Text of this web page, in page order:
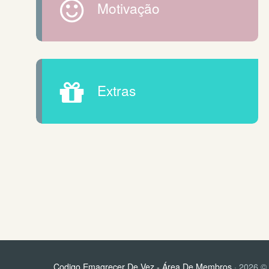
Motivação
Extras
Codigo Emagrecer De Vez - Área De Membros· 2026 ©